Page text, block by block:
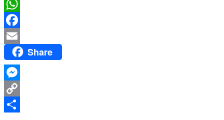
WhatsApp
Facebook
Email Share
Messenger
Copy